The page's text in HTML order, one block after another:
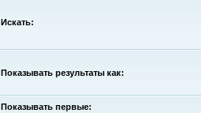
Искать:
Показывать результаты как:
Показывать первые: